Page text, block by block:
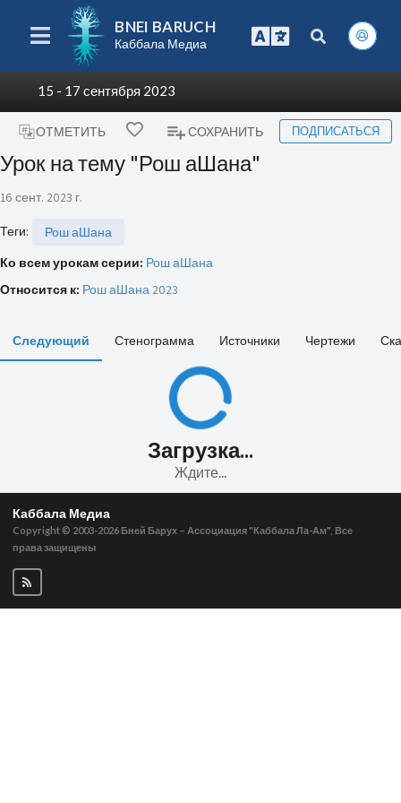
BNEI BARUCH
Каббала Медиа
15 - 17 сентября 2023
ОТМЕТИТЬ СОХРАНИТЬ ПОДПИСАТЬСЯ
Урок на тему "Рош аШана"
16 сент. 2023 г.
Теги:
Рош аШана
Ко всем урокам серии: Рош аШана
Относится к: Рош аШана 2023
Следующий Стенограмма Источники Чертежи
Загрузка...
Ждите...
Каббала Медиа
Copyright © 2003-2026 Бней Барух – Ассоциация "Каббала Ла-Ам", Все
права защищены